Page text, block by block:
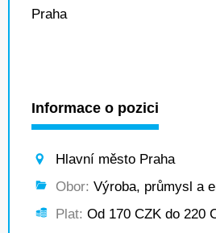
Praha
Informace o pozici
Hlavní město Praha
Obor: Výroba, průmysl a
Plat: Od 170 CZK do 220